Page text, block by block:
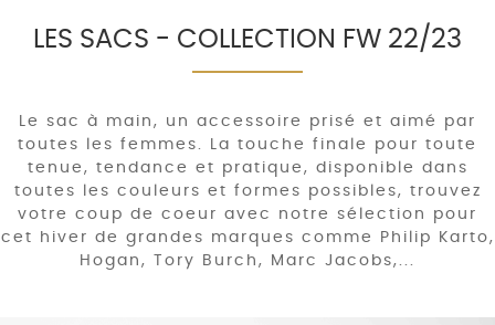
LES SACS - COLLECTION FW 22/23
Le sac à main, un accessoire prisé et aimé par
toutes les femmes. La touche finale pour toute
tenue, tendance et pratique, disponible dans
toutes les couleurs et formes possibles, trouvez
votre coup de coeur avec notre sélection pour
cet hiver de grandes marques comme Philip Karto,
Hogan, Tory Burch, Marc Jacobs,...